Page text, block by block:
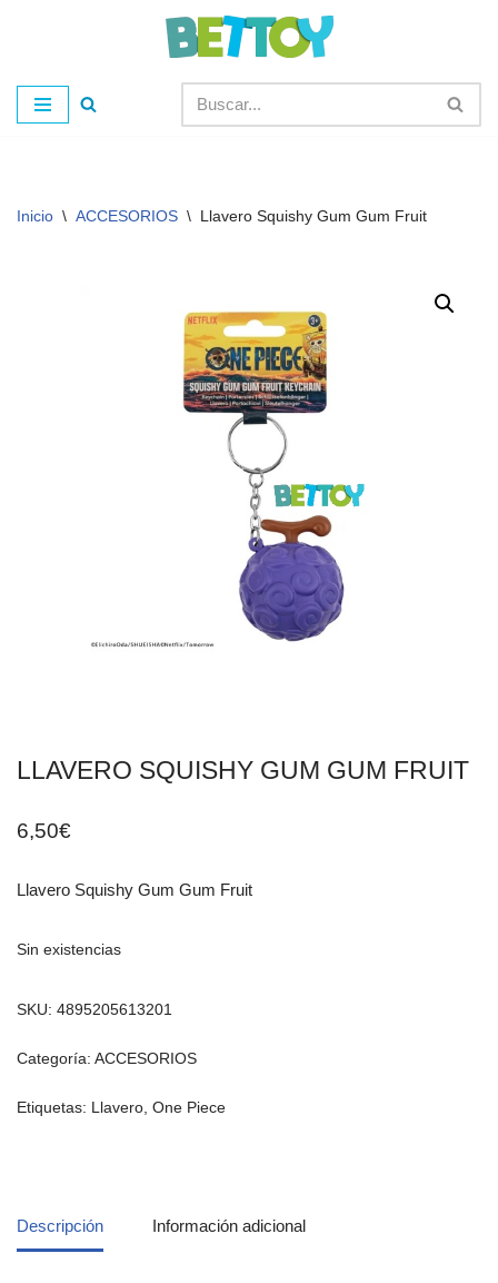
al
contenido
Inicio \ ACCESORIOS \ Llavero Squishy Gum Gum Fruit
LLAVERO SQUISHY GUM GUM FRUIT
6,50€
Llavero Squishy Gum Gum Fruit
Sin existencias
SKU: 4895205613201
Categoría: ACCESORIOS
Etiquetas: Llavero One Piece
Descripción Información adicional